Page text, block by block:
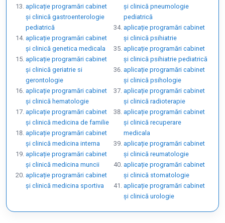
aplicație programări cabinet
și clinică gastroenterologie
pediatrică
aplicație programări cabinet
și clinică genetica medicala
aplicație programări cabinet
și clinică geriatrie si
gerontologie
aplicație programări cabinet
și clinică hematologie
aplicație programări cabinet
și clinică medicina de familie
aplicație programări cabinet
și clinică medicina interna
aplicație programări cabinet
și clinică medicina muncii
aplicație programări cabinet
și clinică medicina sportiva
și clinică pneumologie
pediatrică
aplicație programări cabinet
și clinică psihiatrie
aplicație programări cabinet
și clinică psihiatrie pediatrică
aplicație programări cabinet
și clinică psihologie
aplicație programări cabinet
și clinică radioterapie
aplicație programări cabinet
și clinică recuperare
medicala
aplicație programări cabinet
și clinică reumatologie
aplicație programări cabinet
și clinică stomatologie
aplicație programări cabinet
și clinică urologie